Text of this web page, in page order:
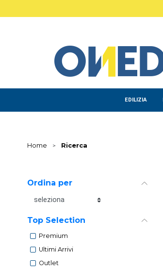
EDILIZIA
Home > Ricerca
Ordina per
Ordina per
Top Selection
Premium
Ultimi Arrivi
Outlet